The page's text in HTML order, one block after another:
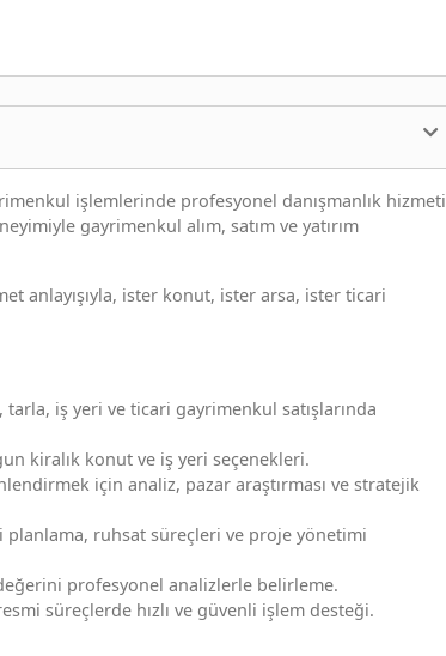
işlemlerinde profesyonel danışmanlık hizmeti
gayrimenkul alım, satım ve yatırım
anlayışıyla, ister konut, ister arsa, ister ticari
iş yeri ve ticari gayrimenkul satışlarında
kiralık konut ve iş yeri seçenekleri.
için analiz, pazar araştırması ve stratejik
planlama, ruhsat süreçleri ve proje yönetimi
profesyonel analizlerle belirleme.
süreçlerde hızlı ve güvenli işlem desteği.